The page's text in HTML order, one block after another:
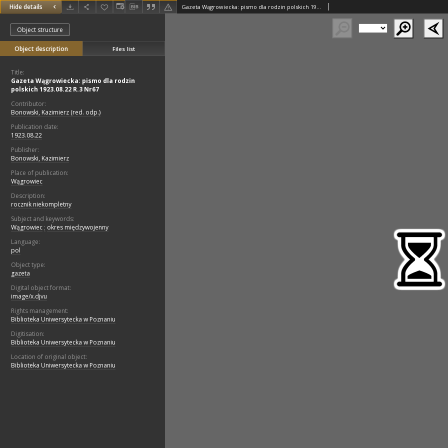
Hide details Gazeta Wągrowiecka: pismo dla rodzin polskich 1923.08.22 R.3 Nr67
Object structure
Object description Files list
Title:
Gazeta Wągrowiecka: pismo dla rodzin
polskich 1923.08.22 R.3 Nr67
Contributor:
Bonowski, Kazimierz (red. odp.)
Publication date:
1923.08.22
Publisher:
Bonowski, Kazimierz
Place of publication:
Wągrowiec
Description:
rocznik niekompletny
Subject and keywords:
Wągrowiec ; okres międzywojenny
Language:
pol
Object type:
gazeta
Digital object format:
image/x.djvu
Rights management:
Biblioteka Uniwersytecka w Poznaniu
Digitisation:
Biblioteka Uniwersytecka w Poznaniu
Location of original object:
Biblioteka Uniwersytecka w Poznaniu